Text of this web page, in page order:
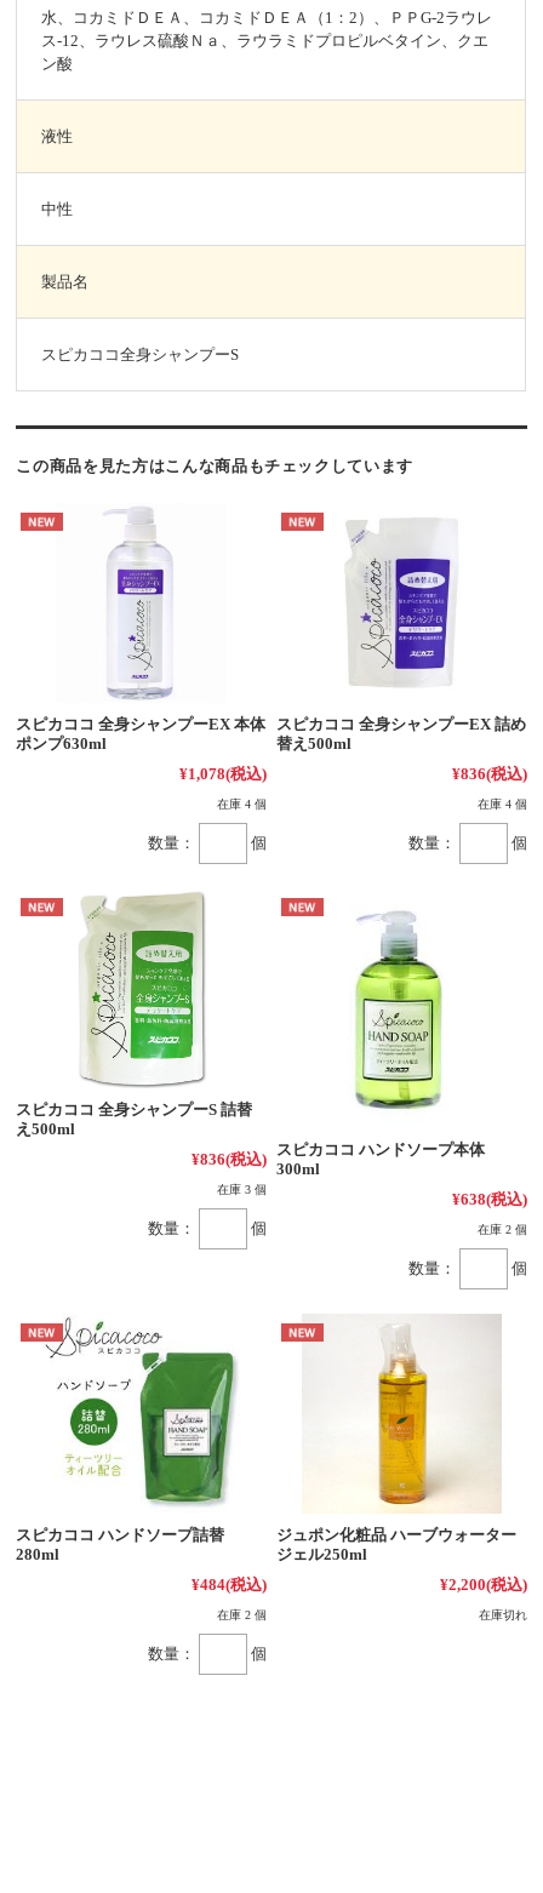
水、コカミドＤＥＡ、コカミドＤＥＡ（1：2）、ＰＰG-2ラウレ
ス-12、ラウレス硫酸Ｎａ、ラウラミドプロピルベタイン、クエ
ン酸
液性
中性
製品名
スピカココ全身シャンプーS
この商品を見た方はこんな商品もチェックしています
スピカココ 全身シャンプーEX 本体
ポンプ630ml
¥1,078(税込)
在庫 4 個
数量： 個
スピカココ 全身シャンプーEX 詰め
替え500ml
¥836(税込)
在庫 4 個
数量： 個
スピカココ 全身シャンプーS 詰替
え500ml
¥836(税込)
在庫 3 個
数量： 個
スピカココ ハンドソープ本体
300ml
¥638(税込)
在庫 2 個
数量： 個
スピカココ ハンドソープ詰替
280ml
¥484(税込)
在庫 2 個
数量： 個
ジュポン化粧品 ハーブウォーター
ジェル250ml
¥2,200(税込)
在庫切れ